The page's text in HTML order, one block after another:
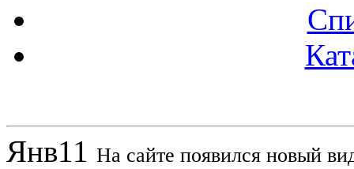
Янв11 На сайте появился новый